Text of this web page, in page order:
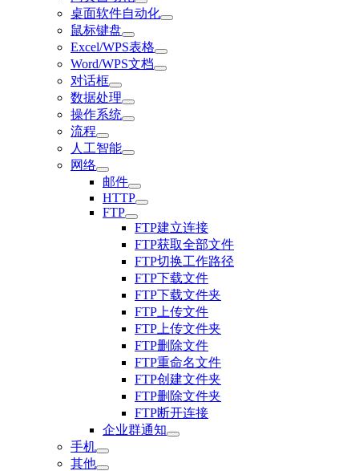
桌面软件自动化
鼠标键盘
Excel/WPS表格
Word/WPS文档
对话框
数据处理
操作系统
流程
人工智能
网络
邮件
HTTP
FTP
FTP建立连接
FTP获取全部文件
FTP切换工作路径
FTP下载文件
FTP下载文件夹
FTP上传文件
FTP上传文件夹
FTP删除文件
FTP重命名文件
FTP创建文件夹
FTP删除文件夹
FTP断开连接
企业群通知
手机
其他